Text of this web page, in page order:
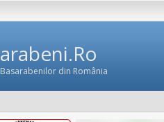
din România